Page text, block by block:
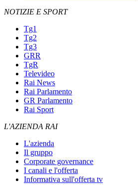
NOTIZIE E SPORT
Tg1
Tg2
Tg3
GRR
TgR
Televideo
Rai News
Rai Parlamento
GR Parlamento
Rai Sport
L'AZIENDA RAI
L'azienda
Il gruppo
Corporate governance
I canali e l'offerta
Informativa sull'offerta tv